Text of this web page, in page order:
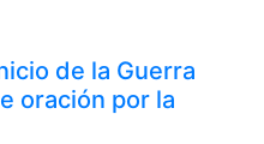
de la Guerra
oración por la